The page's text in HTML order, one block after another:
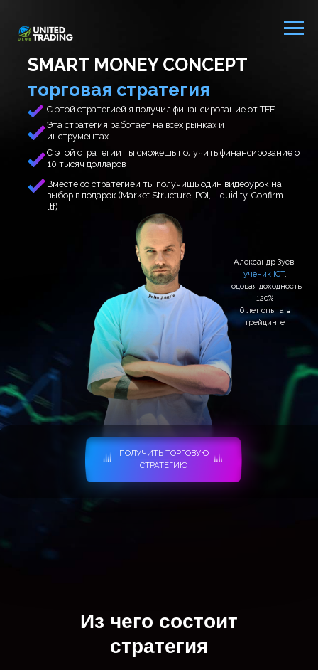
Эта стратегия работает на всех рынках и
инструментах
ПОЛУЧИТЬ ТОРГОВУЮ
СТРАТЕГИЮ
торговая стратегия
Александр Зуев,
ученик ICT ,
6 лет опыта в
трейдинге
Вместе со стратегией ты получишь один видеоурок на
выбор в подарок (Market Structure, POI, Liquidity, Confirm
С этой стратегии ты сможешь получить финансирование от
10 тысяч долларов
Из чего состоит
стратегия